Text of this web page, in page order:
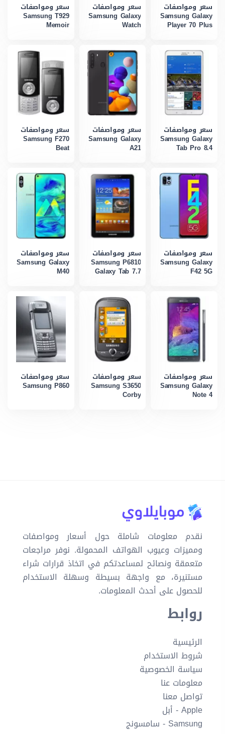
سعر ومواصفات
Samsung Galaxy
Player 70 Plus
سعر ومواصفات
Samsung Galaxy
Watch
سعر ومواصفات
Samsung T929
Memoir
سعر ومواصفات
Samsung Galaxy
Tab Pro 8.4
سعر ومواصفات
Samsung Galaxy
A21
سعر ومواصفات
Samsung F270
Beat
سعر ومواصفات
Samsung Galaxy
F42 5G
سعر ومواصفات
Samsung P6810
Galaxy Tab 7.7
سعر ومواصفات
Samsung Galaxy
M40
سعر ومواصفات
Samsung Galaxy
Note 4
سعر ومواصفات
Samsung S3650
Corby
سعر ومواصفات
Samsung P860
نقدم معلومات شاملة حول أسعار ومواصفات
ومميزات وعيوب الهواتف المحمولة. نوفر مراجعات
متعمقة ونصائح لمساعدتكم في اتخاذ قرارات شراء
مستنيرة، مع واجهة بسيطة وسهلة الاستخدام
للحصول على أحدث المعلومات.
روابط
الرئيسية
شروط الاستخدام
سياسة الخصوصية
معلومات عنا
تواصل معنا
Apple - أبل
Samsung - سامسونج